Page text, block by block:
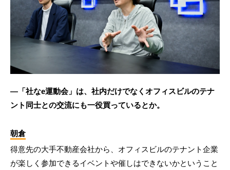
―「社なe運動会」は、社内だけでなくオフィスビルのテナ
ント同士との交流にも一役買っているとか。
朝倉
得意先の大手不動産会社から、オフィスビルのテナント企業
が楽しく参加できるイベントや催しはできないかということ